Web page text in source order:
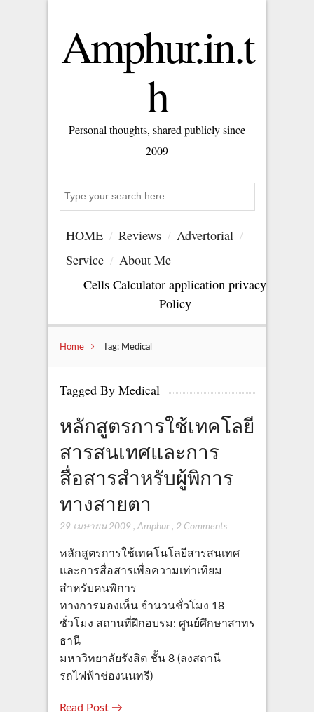
Amphur.in.t
h
Personal thoughts, shared publicly since
2009
HOME Reviews
Advertorial
Service
About Me
Cells Calculator application privacy
Policy
Home Tag: Medical
Tagged By Medical
หลักสูตรการใช้เทคโลยี
สารสนเทศและการ
สื่อสารสำหรับผู้พิการ
ทางสายตา
29 เมษายน 2009 , Amphur, 2 Comments
หลักสูตรการใช้เทคโนโลยีสารสนเทศ
และการสื่อสารเพื่อความเท่าเทียม
สำหรับคนพิการ
ทางการมองเห็น จำนวนชั่วโมง 18
ชั่วโมง สถานที่ฝึกอบรม: ศูนย์ศึกษาสาทร
ธานี
มหาวิทยาลัยรังสิต ชั้น 8 (ลงสถานี
รถไฟฟ้าช่องนนทรี)
Read Post →